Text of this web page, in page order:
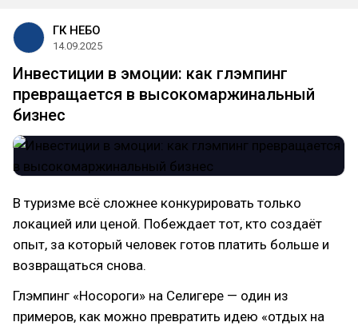
ГК НЕБО
14.09.2025
Инвестиции в эмоции: как глэмпинг
превращается в высокомаржинальный
бизнес
В туризме всё сложнее конкурировать только
локацией или ценой. Побеждает тот, кто создаёт
опыт, за который человек готов платить больше и
возвращаться снова.
Глэмпинг «Носороги» на Селигере — один из
примеров, как можно превратить идею «отдых на